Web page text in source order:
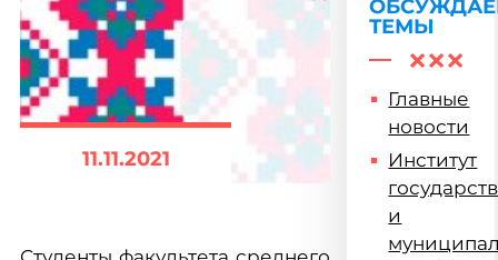
11.11.2021
ТЕМЫ
Главные
новости
Институт
и